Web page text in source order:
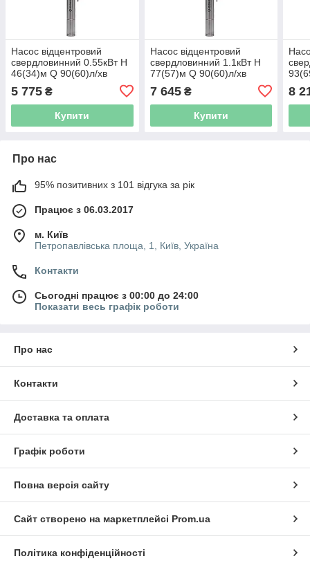
Насос відцентровий
свердловинний 0.55кВт H
46(34)м Q 90(60)л/хв
3SDm3.5/12 (777091)
5 775 ₴
Купити
Насос відцентровий
свердловинний 1.1кВт H
77(57)м Q 90(60)л/хв
3SDm3.5/20 (777093)
7 645₴
Купити
8
Про нас
95% позитивних з 101 відгука за рік
Працює з 06.03.2017
м. Київ
Петропавлівська площа, 1, Київ, Україна
Контакти
Сьогодні працює з 00:00 до 24:00
Показати весь графік роботи
Про нас
Контакти
Доставка та оплата
Графік роботи
Повна версія сайту
Сайт створено на маркетплейсі Prom.ua
Політика конфіденційності